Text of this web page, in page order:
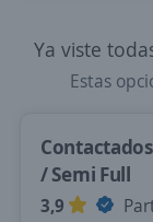
Ya viste
Estas
/ Semi Full
3,9